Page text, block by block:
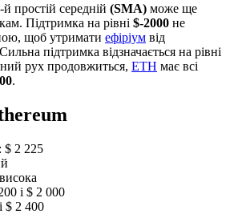
простій середній (SMA) може ще
Підтримка на рівні $-2000 не
щоб утримати ефіріум від
підтримка відзначається на рівні
рух продовжиться, ETH має всі
.
$ 2 225
і $ 2 000
$ 2 400